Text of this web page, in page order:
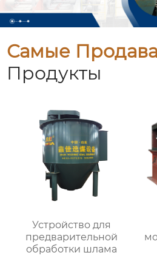
Самые
Продукты
Устройство для
предварительной
обработки шлама